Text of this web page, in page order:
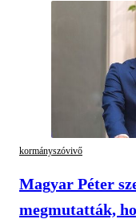
kormányszóvivő
Magyar Péter
megmutatták,